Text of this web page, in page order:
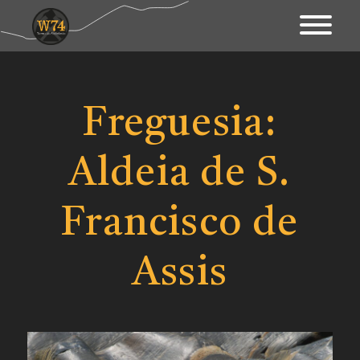
Território
Património
Mapa Interativo
Ações
Contactos & Links
Freguesia:
Aldeia de S.
Francisco de
Assis